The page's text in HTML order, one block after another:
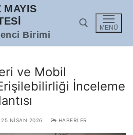
MAYIS
Birimi
MENÜ
ve Mobil
İnceleme
25 NISAN 2026 HABERLER